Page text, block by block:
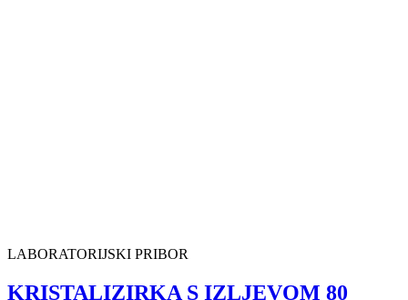
LABORATORIJSKI PRIBOR
KRISTALIZIRKA S IZLJEVOM 80